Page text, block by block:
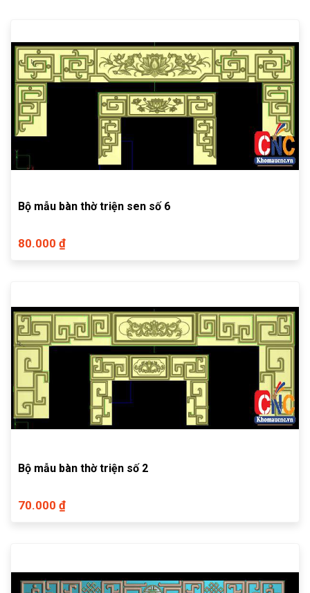
Bộ mẫu bàn thờ triện sen số 6
80.000 ₫
Bộ mẫu bàn thờ triện số 2
70.000 ₫